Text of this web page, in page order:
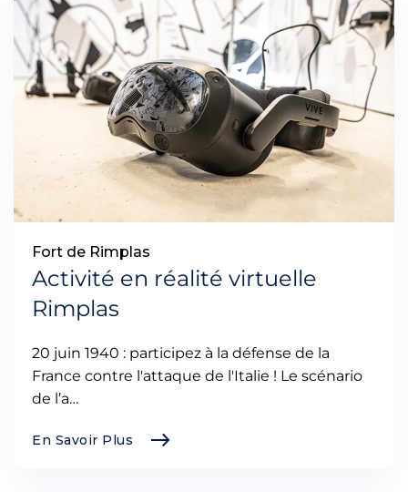
Fort de Rimplas
Activité en réalité virtuelle
Rimplas
20 juin 1940 : participez à la défense de la
France contre l'attaque de l'Italie ! Le scénario
de l’a…
En Savoir Plus